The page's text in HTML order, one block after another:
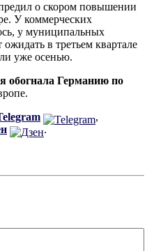
о скором повышении
У коммерческих
у муниципальных
в третьем квартале
уже осенью.
обогнала Германию по
,
.